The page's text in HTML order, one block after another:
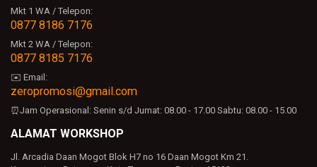
Mkt 1 WA / Telepon:
0877 8186 7176
Mkt 2 WA / Telepon:
0877 8185 7176
✉️ Email:
zeropromosi@gmail.com
⏰Jam Operasional: Senin s/d Jumat: 08.00 - 17.00 Sabtu: 08.00 - 15.00
ALAMAT WORKSHOP
Jl. Arcadia Daan Mogot Blok H7 no 16 Daan Mogot Km 21.